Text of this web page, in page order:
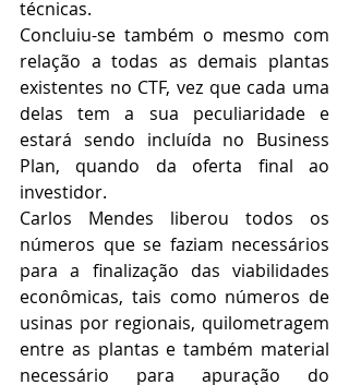
técnicas.
Concluiu-se também o mesmo com
relação a todas as demais plantas
existentes no CTF, vez que cada uma
delas tem a sua peculiaridade e
estará sendo incluída no Business
Plan, quando da oferta final ao
investidor.
Carlos Mendes liberou todos os
números que se faziam necessários
para a finalização das viabilidades
econômicas, tais como números de
usinas por regionais, quilometragem
entre as plantas e também material
necessário para apuração do